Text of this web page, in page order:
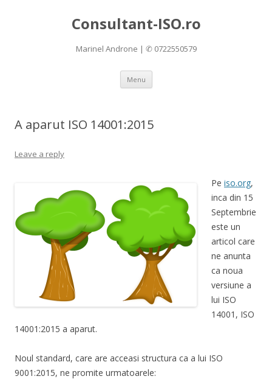
Consultant-ISO.ro
Marinel Androne | ✆ 0722550579
Menu Skip
content
A aparut ISO 14001:2015
Leave a reply
Pe iso.org,
inca din 15
Septembrie
este un
articol care
ne anunta
ca noua
versiune a
lui ISO
14001, ISO
14001:2015 a aparut.
Noul standard, care are acceasi structura ca a lui ISO
9001:2015, ne promite urmatoarele: